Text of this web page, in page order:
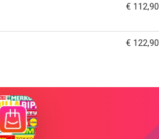
€ 112,90
€ 122,90